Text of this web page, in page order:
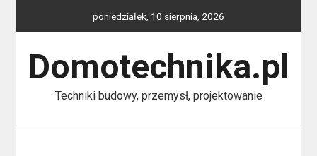
poniedziałek, 10 sierpnia, 2026
Domotechnika.pl
Techniki budowy, przemysł, projektowanie